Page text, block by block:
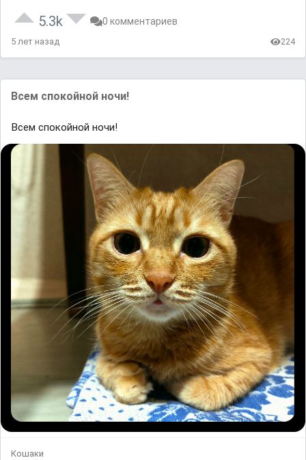
5.3k 0 комментариев
5 лет назад 224
Всем спокойной ночи!
Всем спокойной ночи!
Кошаки